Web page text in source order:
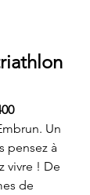
Un
pensez à
vivre ! De
de